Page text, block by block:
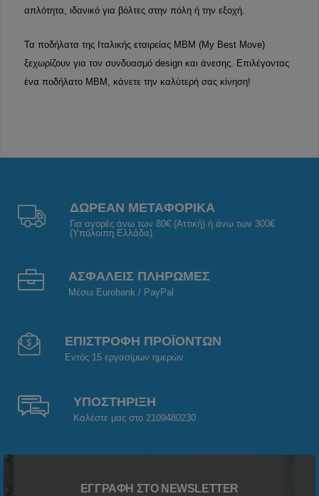
απλότητα, ιδανικό για βόλτες στην πόλη ή την εξοχή.
Τα ποδήλατα της Ιταλικής εταιρείας MBM (My Best Move)
ξεχωρίζουν για τον συνδυασμό design και άνεσης. Επιλέγοντας
ένα ποδήλατο MBM, κάνετε την καλύτερή σας κίνηση!
ΔΩΡΕΑΝ ΜΕΤΑΦΟΡΙΚΑ
Για αγορές άνω των 80€ (Αττική) ή άνω των 300€
(Υπόλοιπη Ελλάδα).
ΑΣΦΑΛΕΙΣ ΠΛΗΡΩΜΕΣ
Μέσω Eurobank / PayPal
ΕΠΙΣΤΡΟΦΗ ΠΡΟΪΟΝΤΩΝ
Εντός 15 εργασίμων ημερών
ΥΠΟΣΤΗΡΙΞΗ
Καλέστε μας στο 2109480230
ΕΓΓΡΑΦΉ ΣΤΟ NEWSLETTER